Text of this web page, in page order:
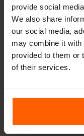
provide social
We also share
our social media,
may combine it with
provided to them or
of their services.
패키지 보기
모든 수치는 참고용입니
라 달라집니다.